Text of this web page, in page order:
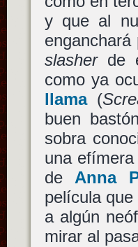
y que al
slasherde
como ya
llama(
buen
sobra
una
de Anna
película
a algún
mirar al